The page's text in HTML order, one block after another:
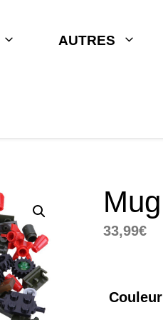
AUTRES
33,99€
Couleur